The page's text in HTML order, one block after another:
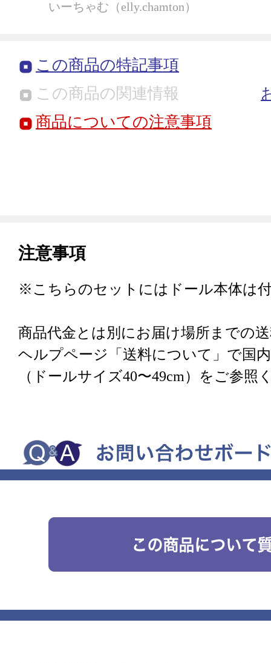
いーちゃむ（elly.chamton）
この商品の特記事項
この商品の関連情報
商品についての注意事項
注意事項
※こちらのセットにはドール本体は
商品代金とは別にお届け場所までの
ヘルプページ「送料について」で国
（ドールサイズ40〜49cm）をご参照